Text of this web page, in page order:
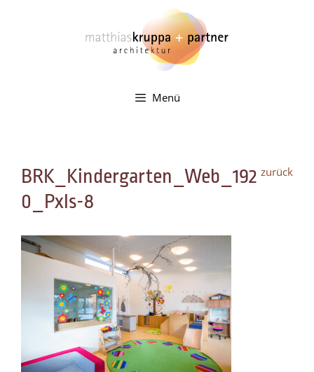
Menü
zurück
BRK_Kindergarten_Web_192
0_Pxls-8